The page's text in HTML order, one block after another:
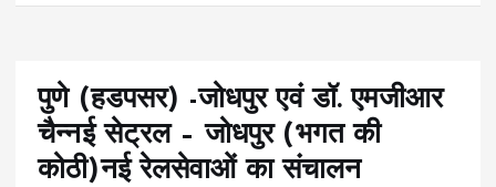
पुणे (हडपसर) -जोधपुर एवं डॉ. एमजीआर
चैन्नई सेट्रल – जोधपुर (भगत की
कोठी)नई रेलसेवाओं का संचालन